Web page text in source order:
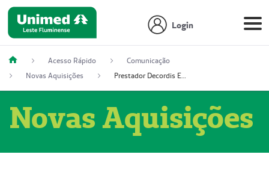
Login
Acesso Rápido
Comunicação
Novas Aquisições
Prestador Decordis Exames Cardiológicos LTDA (51004347-4)
Novas Aquisições